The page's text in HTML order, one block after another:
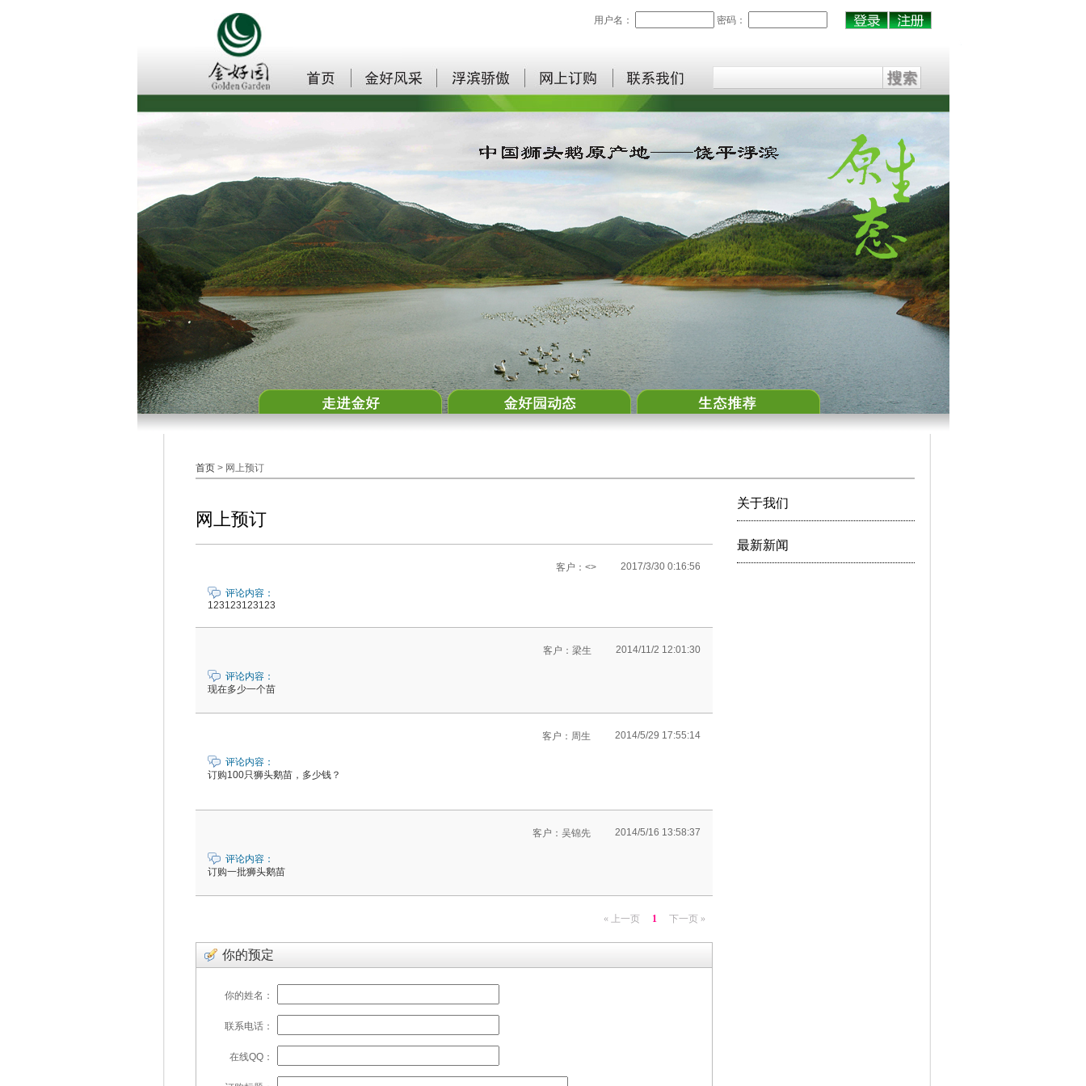
首页> 网上预订
网上预订
客户：<> 2017/3/30 0:16:56
评论内容：
123123123123
客户：梁生 2014/11/2 12:01:30
评论内容：
现在多少一个苗
客户：周生 2014/5/29 17:55:14
评论内容：
订购100只狮头鹅苗，多少钱？
客户：吴锦先 2014/5/16 13:58:37
评论内容：
订购一批狮头鹅苗
« 上一页 1 下一页 »
你的预定
你的姓名：
联系电话：
在线QQ：
关于我们
最新新闻